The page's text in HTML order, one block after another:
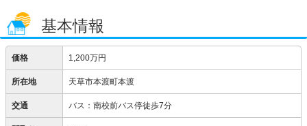
基本情報
価格 1,200万円
所在地 天草市本渡町本渡
交通 バス：南校前バス停徒歩7分